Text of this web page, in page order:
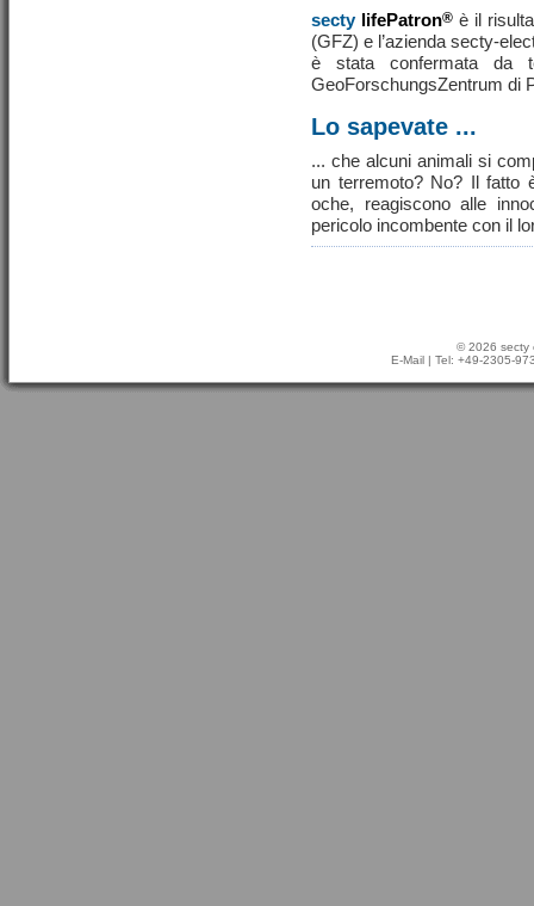
secty lifePatron® è il
(GFZ) e l’azienda secty-
è stata confermata da
GeoForschungsZentrum di
Lo sapevate ...
... che alcuni animali si
un terremoto? No? Il fatto
oche, reagiscono alle
pericolo incombente con il
© 2026 secty
E-Mail | Tel: +49-2305-